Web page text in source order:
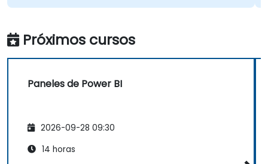
Próximos cursos
Paneles de Power BI
2026-09-28 09:30
14 horas